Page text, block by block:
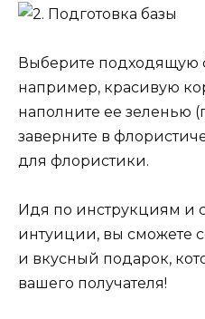
Выберите подходящую
например, красивую
наполните ее зеленью
заверните в
для флористики.
Идя по инструкциям и
интуиции, вы сможете
и вкусный подарок,
вашего получателя!